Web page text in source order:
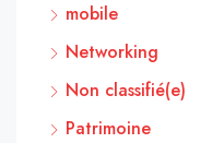
mobile
Networking
Non classifié(e)
Patrimoine